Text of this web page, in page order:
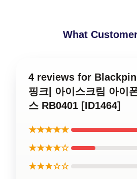
What
4 reviews for
핑크| 아이스크림 아이
스 RB0401 [ID1464]
★★★★★
★★★★☆
★★★☆☆